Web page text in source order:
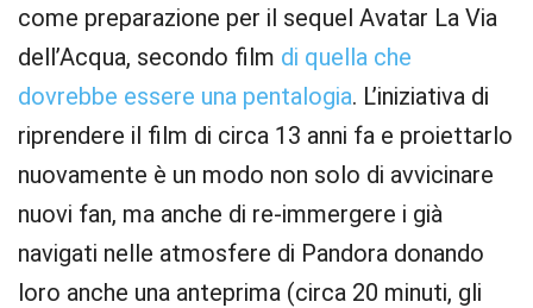
come preparazione per il sequel Avatar La Via
dell’Acqua, secondo film di quella che
dovrebbe essere una pentalogia. L’iniziativa di
riprendere il film di circa 13 anni fa e proiettarlo
nuovamente è un modo non solo di avvicinare
nuovi fan, ma anche di re-immergere i già
navigati nelle atmosfere di Pandora donando
loro anche una anteprima (circa 20 minuti, gli